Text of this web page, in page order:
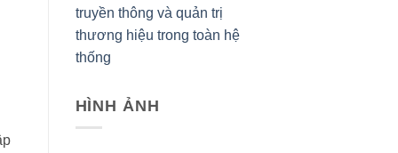
truyền thông và quản trị
thương hiệu trong toàn hệ
thống
HÌNH ẢNH